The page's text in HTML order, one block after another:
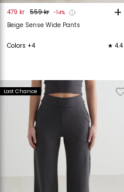
Beige Sense Wide Pants
479 kr 559 kr -14% +
Colors +4 ★ 4.4
Last Chance
Verwijderen
verlanglijstje